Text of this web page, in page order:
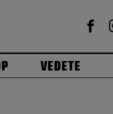
VEDETE